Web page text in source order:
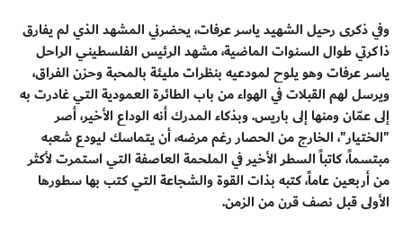
وفي ذكرى رحيل الشهيد ياسر عرفات، يحضرني المشهد الذي لم يفارق
ذاكرتي طوال السنوات الماضية، مشهد الرئيس الفلسطيني الراحل
ياسر عرفات وهو يلوح لمودعيه بنظرات مليئة بالمحبة وحزن الفراق،
ويرسل لهم القبلات في الهواء من باب الطائرة العمودية التي غادرت به
إلى عمّان ومنها إلى باريس. وبذكاء المدرك أنه الوداع الأخير، أصر
"الختيار"، الخارج من الحصار رغم مرضه، أن يتماسك ليودع شعبه
مبتسماً، كاتباً السطر الأخير في الملحمة العاصفة التي استمرت لأكثر
من أربعين عاماً، كتبه بذات القوة والشجاعة التي كتب بها سطورها
الأولى قبل نصف قرن من الزمن.